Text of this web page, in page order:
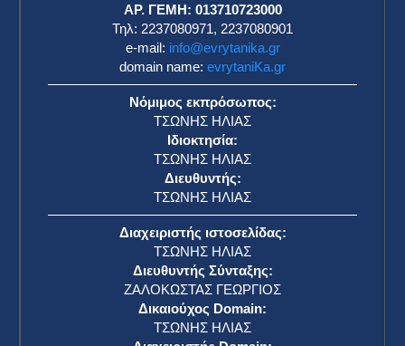
ΑΡ. ΓΕΜΗ: 013710723000
Τηλ: 2237080971, 2237080901
e-mail: info@evrytanika.gr
domain name: evrytaniKa.gr
Νόμιμος εκπρόσωπος:
ΤΣΩΝΗΣ ΗΛΙΑΣ
Ιδιοκτησία:
ΤΣΩΝΗΣ ΗΛΙΑΣ
Διευθυντής:
ΤΣΩΝΗΣ ΗΛΙΑΣ
Διαχειριστής ιστοσελίδας:
ΤΣΩΝΗΣ ΗΛΙΑΣ
Διευθυντής Σύνταξης:
ΖΑΛΟΚΩΣΤΑΣ ΓΕΩΡΓΙΟΣ
Δικαιούχος Domain:
ΤΣΩΝΗΣ ΗΛΙΑΣ